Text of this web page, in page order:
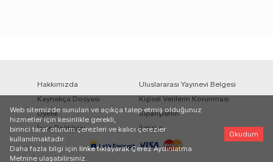
Hakkımızda
Uluslararası Yayınevi Belgesi
Kaynakça Dosyası
Kişisel Verilerin Korunması
Üyelik
Siparişlerim
İade Politikası
İletişim
Web sitemizde sunulan ve açıkça talep etmiş olduğunuz
hizmetler için kesinlikle gerekli,
birinci taraf oturum çerezleri ve kalıcı çerezler
kullanılmaktadır.
Daha fazla bilgi için linke tıklayarak Çerez Aydınlatma
Metnine ulaşabilirsiniz.
Okudum